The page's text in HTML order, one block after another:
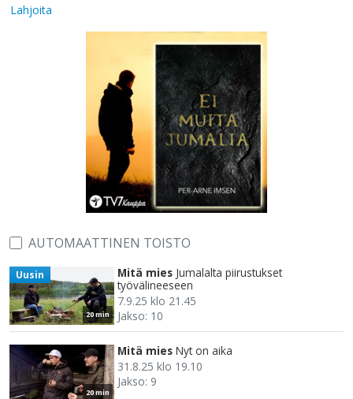
Lahjoita
AUTOMAATTINEN TOISTO
20 min
Uusin Mitä mies Jumalalta piirustukset
työvälineeseen
7.9.25 klo 21.45
Jakso: 10
20 min
Mitä mies Nyt on aika
31.8.25 klo 19.10
Jakso: 9